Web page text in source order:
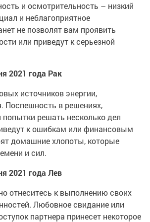
и осмотрительность – низкий
и неблагоприятное
не позволят вам проявить
или приведут к серьезной
2021 года Рак
источников энергии,
Поспешность в решениях,
попытки решать несколько дел
к ошибкам или финансовым
домашние хлопоты, которые
и сил.
2021 года Лев
отнеситесь к выполнению своих
Любовное свидание или
партнера принесет некоторое